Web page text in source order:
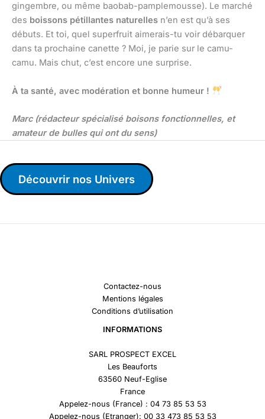
gingembre, ou même baobab-pamplemousse). Le marché
des boissons pétillantes naturelles n’en est qu’à ses
débuts. Et toi, quel superfruit aimerais-tu voir débarquer
dans ta prochaine canette ? Moi, je parie sur le camu-
camu. Mais chut, c’est encore une surprise.
À ta santé, avec modération et bonne humeur !
Marc (rédacteur spécialisé boisons fonctionnelles, et
amateur de bulles qui ont du sens)
Découvrir nos Univers
Contactez-nous
Mentions légales
Conditions d’utilisation
INFORMATIONS
SARL PROSPECT EXCEL
Les Beauforts
63560 Neuf-Eglise
France
Appelez-nous (France) : 04 73 85 53 53
Appelez-nous (Etranger): 00 33 473 85 53 53